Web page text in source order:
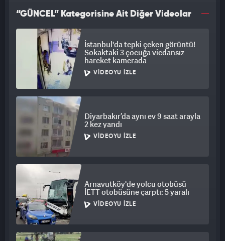
“GÜNCEL” Kategorisine Ait Diğer Videolar
İstanbul'da tepki çeken görüntü!
Sokaktaki 3 çocuğa vicdansız
hareket kamerada
VIDEOYU İZLE
Diyarbakır’da aynı ev 9 saat arayla
2 kez yandı
VIDEOYU İZLE
Arnavutköy'de yolcu otobüsü
İETT otobüsüne çarptı: 5 yaralı
VIDEOYU İZLE